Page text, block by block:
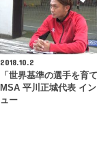
2018.10.2
「世界基準の選手を育て
MSA 平川正城代表 イ
ュー